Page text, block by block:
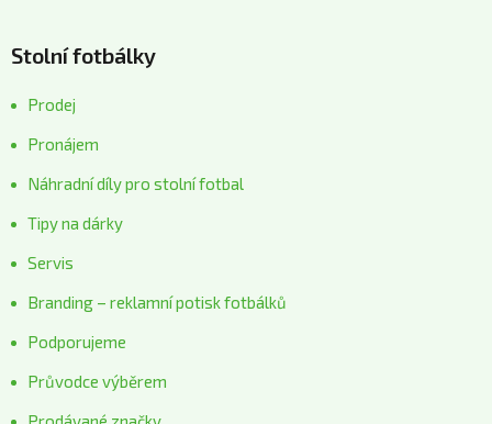
Stolní fotbálky
Prodej
Pronájem
Náhradní díly pro stolní fotbal
Tipy na dárky
Servis
Branding – reklamní potisk fotbálků
Podporujeme
Průvodce výběrem